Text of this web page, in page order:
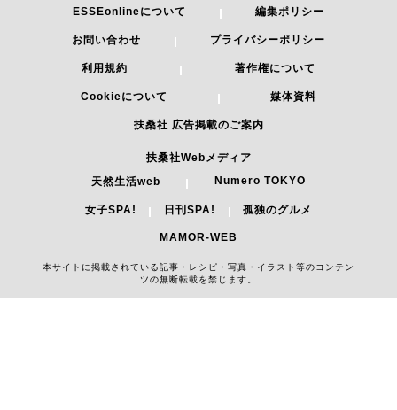
ESSEonlineについて 編集ポリシー
お問い合わせ プライバシーポリシー
利用規約 著作権について
Cookieについて 媒体資料
扶桑社 広告掲載のご案内
扶桑社Webメディア
天然生活web
Numero TOKYO
女子SPA! 日刊SPA! 孤独のグルメ
MAMOR-WEB
本サイトに掲載されている記事・レシピ・写真・イラスト等のコンテン
ツの無断転載を禁じます。